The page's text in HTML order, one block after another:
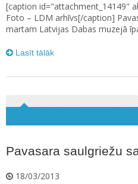
[caption id="attachment_14149"
Foto – LDM arhīvs[/caption]
martam Latvijas Dabas muzejā
Lasīt tālāk
Pavasara saulgriežu
18/03/2013